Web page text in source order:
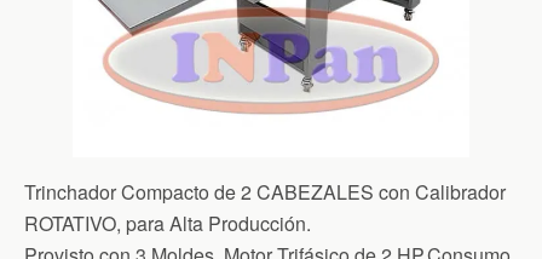
Trinchador Compacto de 2 CABEZALES con Calibrador
ROTATIVO, para Alta Producción.